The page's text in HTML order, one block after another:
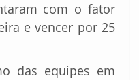
com o fator
e vencer por 25
das equipes em